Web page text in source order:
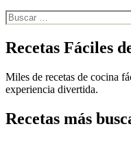
Buscar:
Recetas Fáciles
Miles de recetas de cocina
experiencia divertida.
Recetas más